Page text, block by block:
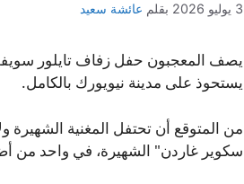
3 يوليو 2026 بقلم عائشة سعيد
يصف المعجبون حفل زفاف تايلور
يستحوذ على مدينة نيويورك بالكامل.
من المتوقع أن تحتفل المغنية الشهيرة
سكوير غاردن" الشهيرة، في واحد من